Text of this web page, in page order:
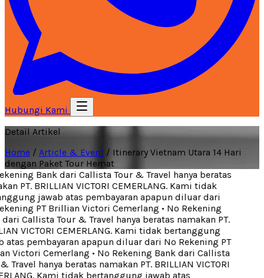
Hubungi Kami
Detail Artikel
Home / Article & Event / Itinerary Vietnam Utara 14 Hari
dengan Paket Tour Hemat
Bank dari Callista Tour & Travel hanya beratas
PT. BRILLIAN VICTORI CEMERLANG. Kami tidak
jawab atas pembayaran apapun diluar dari
PT Brillian Victori Cemerlang• No Rekening
Callista Tour & Travel hanya beratas namakan PT.
VICTORI CEMERLANG. Kami tidak bertanggung
pembayaran apapun diluar dari No Rekening PT
Victori Cemerlang• No Rekening Bank dari Callista
Travel hanya beratas namakan PT. BRILLIAN VICTORI
Kami tidak bertanggung jawab atas